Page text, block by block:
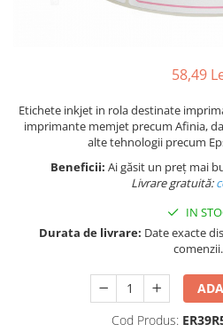
Pungi ziplock cu fermoar
58,49
Etichete inkjet in rola destinate
imprimante memjet precum Afinia,
alte tehnologii precum
Beneficii: Ai găsit un preț mai
Livrare gratuită:
IN
Durata de livrare: Date exacte
comenzii.
Cod Produs: